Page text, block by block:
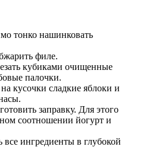
тонко нашинковать
филе.
кубиками очищенные
палочки.
кусочки сладкие яблоки и
заправку. Для этого
соотношении йогурт и
все ингредиенты в глубокой